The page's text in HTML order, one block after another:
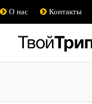
О нас Контакты